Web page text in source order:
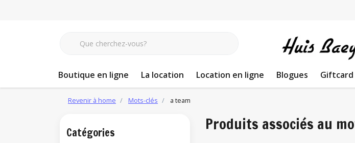
Boutique en ligne La location Location en ligne Blogues Giftcard
Revenir à home Mots-clés a team
Produits associés au
Catégories